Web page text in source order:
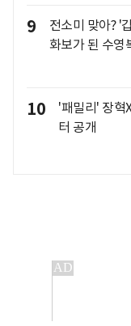
9
전소미 맞아? '
화보가 된 수영
10
'패밀리' 장혁
터 공개